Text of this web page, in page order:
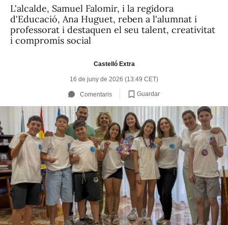
L'alcalde, Samuel Falomir, i la regidora
d'Educació, Ana Huguet, reben a l'alumnat i
professorat i destaquen el seu talent, creativitat
i compromís social
Castelló Extra
16 de juny de 2026 (13:49 CET)
Comentaris Guardar